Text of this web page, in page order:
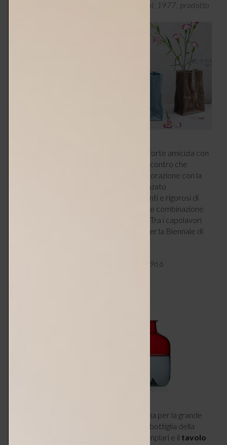
Tapio Wirkkala, vaso Paper Bag, Rosenthal, 1977, prodotto
Negli anni ’60 arriva in Italia e stringe una forte amicizia con
e la moglie Lisa, un fortunato incontro che
contribuisce all’inizio della preziosa collaborazione con la
dal 1966 al 1972. Influenzato
dall’atmosfera veneziana, i vetri trasparenti e rigorosi di
ispirazione nordica lasciano spazio a nuove combinazione
cromatiche e all’esuberanza delle forme. Tra i capolavori
per la Biennale di
Tapio Wirkkala, collezione Bolle, Venini, 1966
Accanto alla produzione artigianale disegna per la grande
, la bottiglia della
vodka Finlandia prodotta in milioni di esemplari e il tavolo